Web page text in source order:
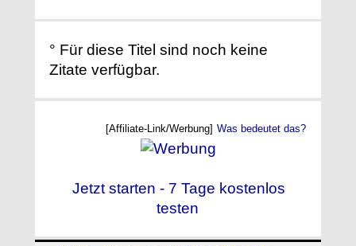
° Für diese Titel sind noch keine
Zitate verfügbar.
[Affiliate-Link/Werbung] Was bedeutet das?
Jetzt starten - 7 Tage kostenlos
testen